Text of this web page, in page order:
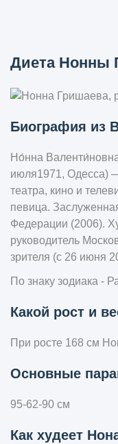
Диета Нонны
Биография из
Но́нна
июля1971, Одесса) —
театра, кино и
певица.
Федерации (2006).
руководитель
зрителя (с 26 июня
По знаку зодиака -
Какой рост и
При росте 168 см
Основные
95-62-90 см
Как худеет